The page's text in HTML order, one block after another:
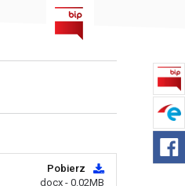
Pobierz
docx - 0.02MB